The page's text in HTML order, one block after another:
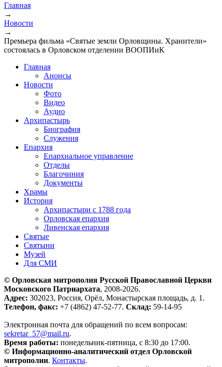
Главная
→
Новости
→
Премьера фильма «Святые земли Орловщины. Хранители»
состоялась в Орловском отделении ВООПИиК
Главная
Анонсы
Новости
Фото
Видео
Аудио
Архипастырь
Биография
Служения
Епархия
Епархиальное управление
Отделы
Благочиния
Документы
Храмы
История
Архипастыри с 1788 года
Орловская епархия
Ливенская епархия
Святые
Святыни
Музей
Для СМИ
© Орловская митрополия Русской Православной Церкви
Московского Патриархата, 2008-2026.
Адрес: 302023, Россия, Орёл, Монастырская площадь, д. 1.
Телефон, факс: +7 (4862) 47-52-77. Склад: 59-14-95
Электронная почта для обращений по всем вопросам:
sekretar_57@mail.ru.
Время работы: понедельник-пятница, с 8:30 до 17:00.
© Информационно-аналитический отдел Орловской
митрополии. Контакты.